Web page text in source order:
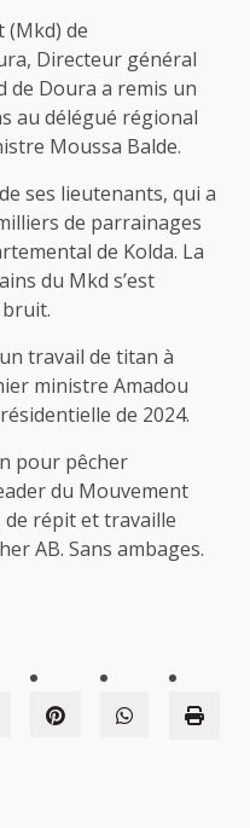
(Mkd) de
Directeur général
de Doura a remis un
au délégué régional
Moussa Balde.
ses lieutenants, qui a
de parrainages
de Kolda. La
du Mkd s’est
bruit.
travail de titan à
ministre Amadou
de 2024.
pour pêcher
du Mouvement
répit et travaille
AB. Sans ambages.